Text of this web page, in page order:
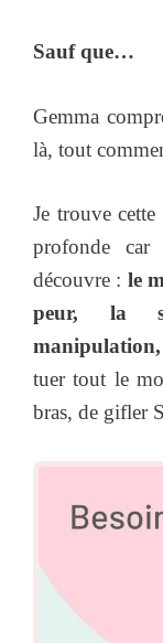
Sauf que…
Gemma
là, tout
Je trouve
profonde
découvre : le
peur, la
tuer tout le
bras, de gifler